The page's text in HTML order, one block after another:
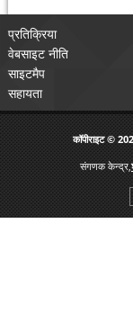
प्रतिक्रिया
वेबसाइट नीति
साइटमैप
सहायता
कॉपीराइट ©
संगणक केन्द्र,